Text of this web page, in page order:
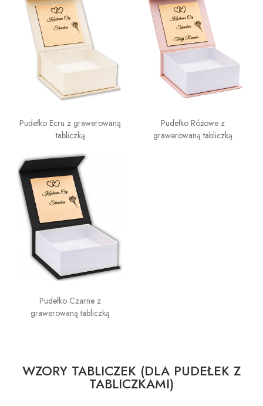
Pudełko Ecru z grawerowaną
tabliczką
Pudełko Różowe z
grawerowaną tabliczką
Pudełko Czarne z
grawerowaną tabliczką
WZORY TABLICZEK (DLA PUDEŁEK Z
TABLICZKAMI)